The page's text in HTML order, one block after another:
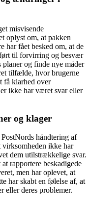
misvisende
oplyst om, at pakken
har fået besked om, at de
ført til forvirring og besvær
og finde nye måder
tilfælde, hvor brugerne
få klarhed over
ikke har været svar eller
og klager
håndtering af
virksomheden ikke har
dem utilstrækkelige svar.
rapportere beskadigede
men har oplevet, at
har skabt en følelse af, at
eller deres problemer.